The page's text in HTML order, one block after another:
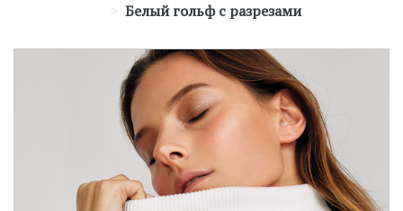
Белый гольф с разрезами